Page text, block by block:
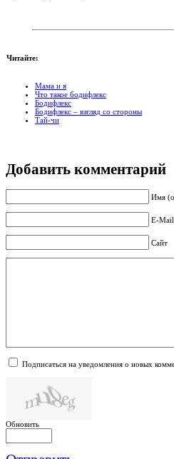
Читайте:
Мама и я
Что такое бодифлекс
Бодифлекс
Бодифлекс – взгляд со стороны
Тай-чи
Добавить комментарий
Имя
E-Mail
Сайт
Подписаться на уведомления о новых
Обновить